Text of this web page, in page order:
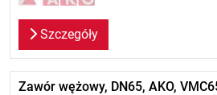
Szczegóły
Zawór wężowy, DN65, AKO,